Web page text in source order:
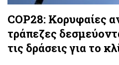
COP28: Κορυφαίες
τράπεζες
τις δράσεις για το